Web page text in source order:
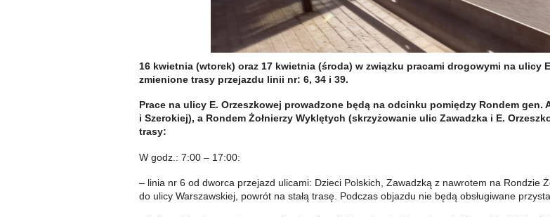
16 kwietnia (wtorek) oraz 17 kwietnia (środa) w związku pracami drogowymi na ulicy
zmienione trasy przejazdu linii nr: 6, 34 i 39.
Prace na ulicy E. Orzeszkowej prowadzone będą na odcinku pomiędzy Rondem gen.
i Szerokiej), a Rondem Żołnierzy Wyklętych (skrzyżowanie ulic Zawadzka i E.
trasy:
W godz.: 7:00 – 17:00:
– linia nr 6 od dworca przejazd ulicami: Dzieci Polskich, Zawadzką z nawrotem na Rondzie
do ulicy Warszawskiej, powrót na stałą trasę. Podczas objazdu nie będą obsługiwane